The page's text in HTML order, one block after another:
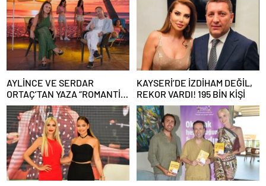
AYLİNCE VE SERDAR
ORTAÇ’TAN YAZA “ROMANTİK
AŞK” BOMBASI!
KAYSERİ’DE İZDİHAM DEĞİL,
REKOR VARDI! 195 BİN KİŞİ